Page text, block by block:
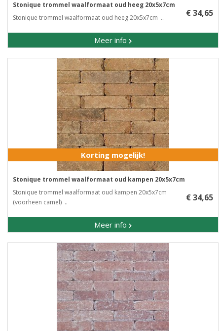
Stonique trommel waalformaat oud heeg 20x5x7cm
Stonique trommel waalformaat oud heeg 20x5x7cm ..
Meer info
€ 34,65
Korting mogelijk!
Stonique trommel waalformaat oud kampen 20x5x7cm
Stonique trommel waalformaat oud kampen 20x5x7cm
(voorheen camel) ..
Meer info
€ 34,65